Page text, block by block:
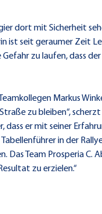
dort mit Sicherheit
ist seit geraumer Zeit
zu laufen, dass
Markus
zu bleiben“,
er mit seiner
in der
Team Prosperia C.
zu erzielen.“